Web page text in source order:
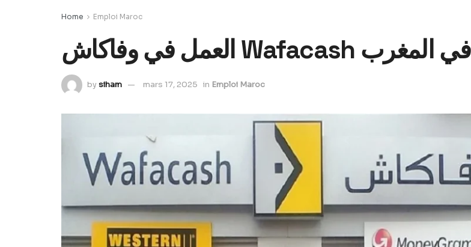
Home Emploi Maroc
العمل في وفاكاش Wafacash في المغرب
bysiham mars 17, 2025 in Emploi Maroc